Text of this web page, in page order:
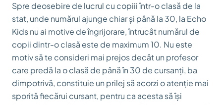
Spre deosebire de lucrul cu copiii într-o clasă de la
stat, unde numărul ajunge chiar și până la 30, la Echo
Kids nu ai motive de îngrijorare, întrucât numărul de
copii dintr-o clasă este de maximum 10. Nu este
motiv să te consideri mai prejos decât un profesor
care predă la o clasă de până în 30 de cursanți, ba
dimpotrivă, constituie un prilej să acorzi o atenție mai
sporită fiecărui cursant, pentru ca acesta să își